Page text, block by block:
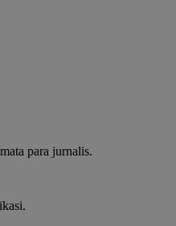
para jurnalis.